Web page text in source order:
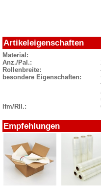
Artikeleigenschaften
Material:
Anz./Pal.:
Rollenbreite:
besondere Eigenschaften:
lfm/Rll.:
Empfehlungen